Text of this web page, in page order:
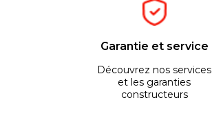
Garantie et service
Découvrez nos services
et les garanties
constructeurs